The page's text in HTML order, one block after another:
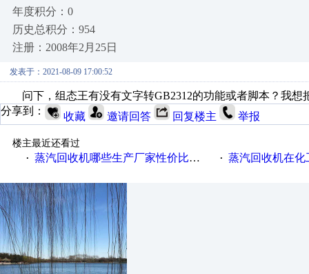
年度积分：0
历史总积分：954
注册：2008年2月25日
发表于：2021-08-09 17:00:52
问下，组态王有没有文字转GB2312的功能或者脚本？我想
分享到：
收藏 邀请回答 回复楼主 举报
楼主最近还看过
· 蒸汽回收机哪些生产厂家性价比高一些 · 蒸汽回收机在化